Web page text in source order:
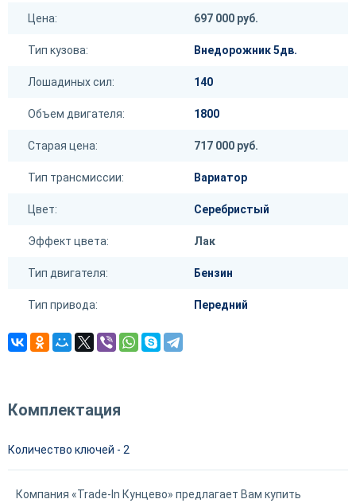
Цена: 697 000 руб.
Тип кузова: Внедорожник 5дв.
Лошадиных сил: 140
Объем двигателя: 1800
Старая цена: 717 000 руб.
Тип трансмиссии: Вариатор
Цвет: Серебристый
Эффект цвета: Лак
Тип двигателя: Бензин
Тип привода: Передний
Комплектация
Количество ключей - 2
Компания «Trade-In Кунцево» предлагает Вам купить